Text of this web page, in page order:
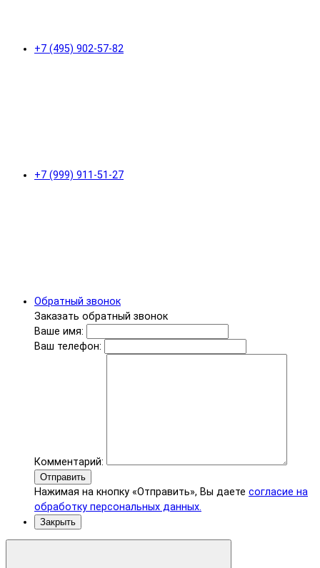
+7 (495) 902-57-82
+7 (999) 911-51-27
Обратный звонок
Заказать обратный звонок
Ваше имя:
Ваш телефон:
Комментарий:
Отправить
Нажимая на кнопку «Отправить», Вы даете согласие на
обработку персональных данных.
Закрыть